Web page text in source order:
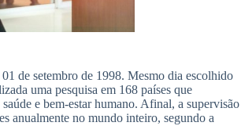
de setembro de 1998. Mesmo dia escolhido
uma pesquisa em 168 países que
e bem-estar humano. Afinal, a supervisão
anualmente no mundo inteiro, segundo a